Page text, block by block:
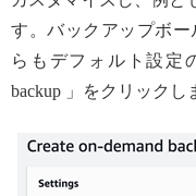
す。バックアップボ
らもデフォルト設定
backup 」をクリックし